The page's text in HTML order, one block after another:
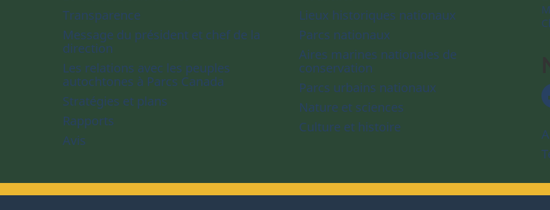
Transparence
Message du président et chef de la
direction
Les relations avec les peuples
autochtones à Parcs Canada
Stratégies et plans
Rapports
Avis
Lieux historiques nationaux
Parcs nationaux
Aires marines nationales de
conservation
Parcs urbains nationaux
Nature et sciences
Culture et histoire